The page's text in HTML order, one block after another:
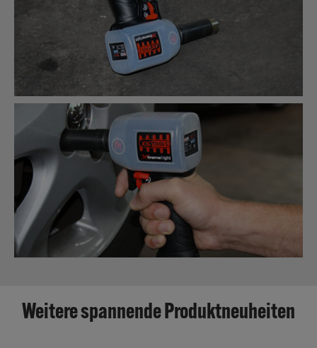
Weitere spannende Produktneuheiten